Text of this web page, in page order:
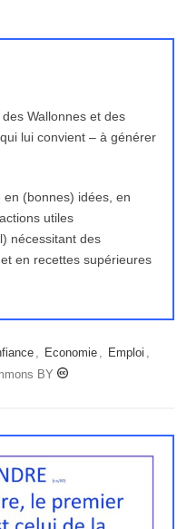
Wallonnes et des
lui convient – à générer
(bonnes) idées, en
utiles
nécessitant des
en recettes supérieures
, Economie , Emploi ,
BY